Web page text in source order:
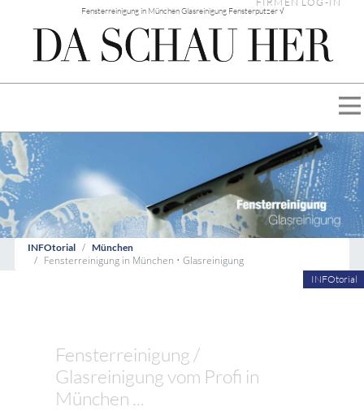
Fensterreinigung in München Glasreinigung Fensterputzer √
INFOtorial München
Fensterreinigung in München • Glasreinigung
INFOtorial
Fensterreinigung /
Glasreinigung vom Profi in
München ...